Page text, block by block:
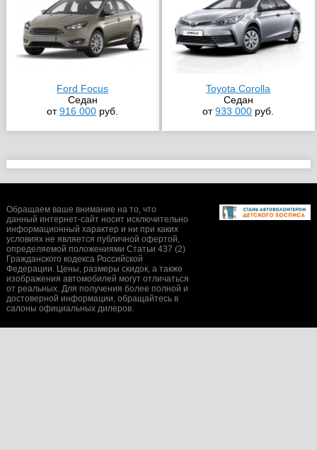
Ford Focus
Седан
от916 000 руб.
Toyota Corolla
Седан
от933 000 руб.
Обращаем ваше внимание на то, что
данный интернет-сайт носит исключительно
информационный характер и ни при каких
условиях не является публичной офертой,
определяемой положениями Статьи 437 (2)
Гражданского кодекса Российской
Федерации. Цены, размеры скидок, а также
изображения автомобилей могут отличаться
от реальных. Для получения более полной и
достоверной информации, обращайтесь в
салоны официальных дилеров.